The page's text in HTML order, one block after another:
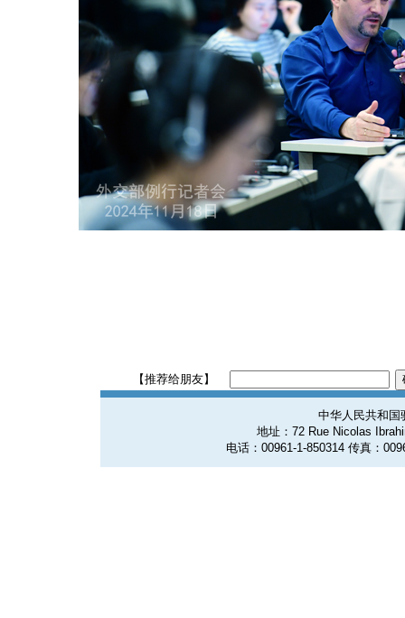
【推荐给朋友】
中华人民共和国
地址：72 Rue Nicolas
电话：00961-1-850314 传真：